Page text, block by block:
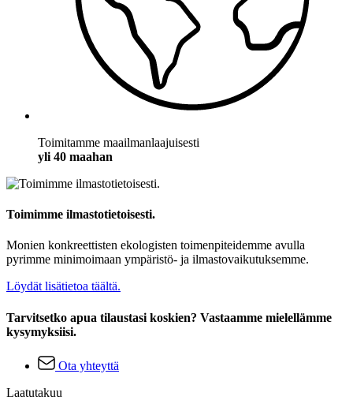
Toimitamme maailmanlaajuisesti
yli 40 maahan
Toimimme ilmastotietoisesti.
Monien konkreettisten ekologisten toimenpiteidemme avulla
pyrimme minimoimaan ympäristö- ja ilmastovaikutuksemme.
Löydät lisätietoa täältä.
Tarvitsetko apua tilaustasi koskien? Vastaamme mielellämme
kysymyksiisi.
Ota yhteyttä
Laatutakuu